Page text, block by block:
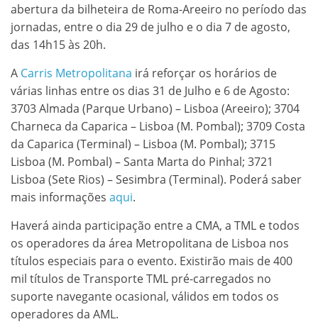
abertura da bilheteira de Roma-Areeiro no período das
jornadas, entre o dia 29 de julho e o dia 7 de agosto,
das 14h15 às 20h.
A Carris Metropolitana irá reforçar os horários de
várias linhas entre os dias 31 de Julho e 6 de Agosto:
3703 Almada (Parque Urbano) – Lisboa (Areeiro); 3704
Charneca da Caparica – Lisboa (M. Pombal); 3709 Costa
da Caparica (Terminal) – Lisboa (M. Pombal); 3715
Lisboa (M. Pombal) – Santa Marta do Pinhal; 3721
Lisboa (Sete Rios) – Sesimbra (Terminal). Poderá saber
mais informações aqui.
Haverá ainda participação entre a CMA, a TML e todos
os operadores da área Metropolitana de Lisboa nos
títulos especiais para o evento. Existirão mais de 400
mil títulos de Transporte TML pré-carregados no
suporte navegante ocasional, válidos em todos os
operadores da AML.